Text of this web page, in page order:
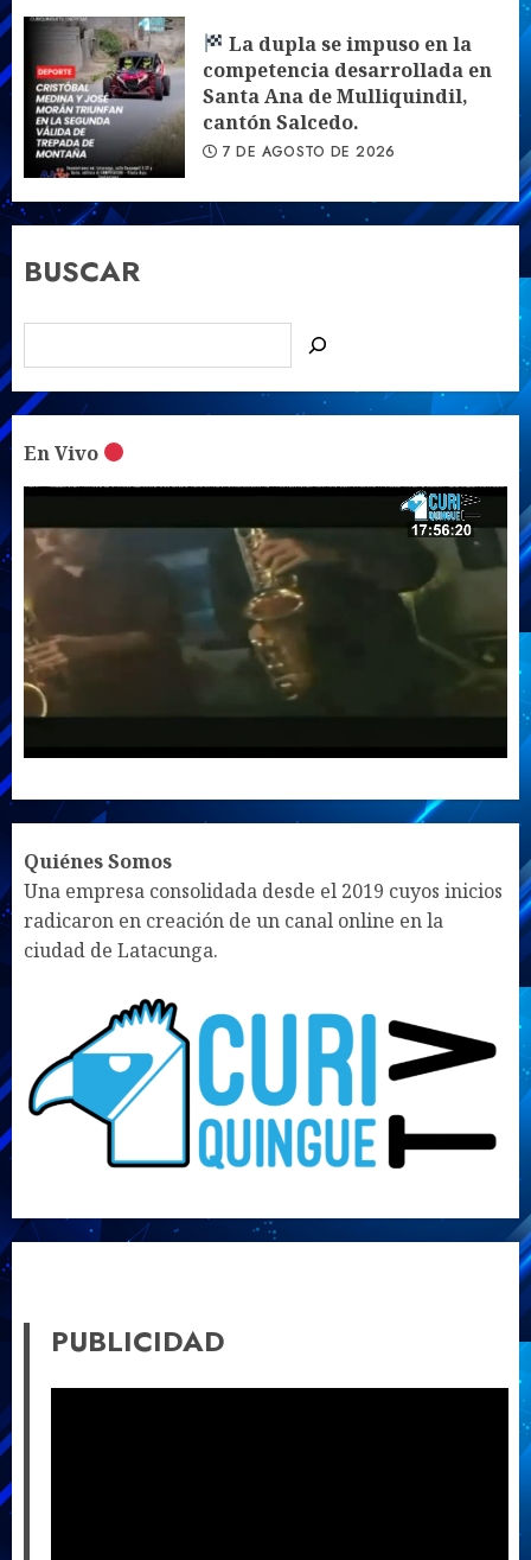
La dupla se impuso en la
competencia desarrollada en
Santa Ana de Mulliquindil,
cantón Salcedo.
7 DE AGOSTO DE 2026
BUSCAR
En Vivo
UNMUTE SETTINGS
Quiénes Somos
Una empresa consolidada desde el 2019 cuyos inicios
radicaron en creación de un canal online en la
ciudad de Latacunga.
PUBLICIDAD